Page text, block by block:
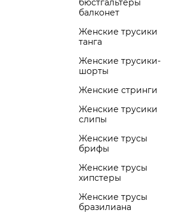
бюстгальтеры
балконет
Женские трусики
танга
Женские трусики-
шорты
Женские стринги
Женские трусики
слипы
Женские трусы
брифы
Женские трусы
хипстеры
Женские трусы
бразилиана